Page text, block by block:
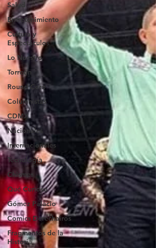
Salud
Entretenimiento
Cultura y
Espectáculos
Lo Nuestro
Torreón
Round Cero
Columnistas
CDMX
Nacionales
Internacionales
Tecnología
Chismes
Qué Curioso
Gómez Palacio
Comics Derechairos
Fragmentos de la
Historia